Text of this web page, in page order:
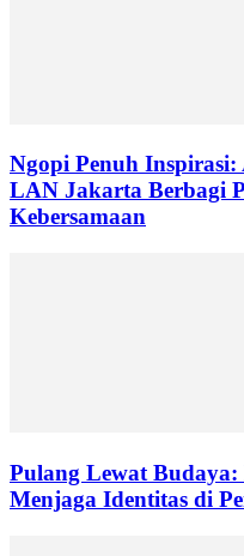
Ngopi Penuh
LAN Jakarta Berbagi
Kebersamaan
Pulang Lewat
Menjaga Identitas di